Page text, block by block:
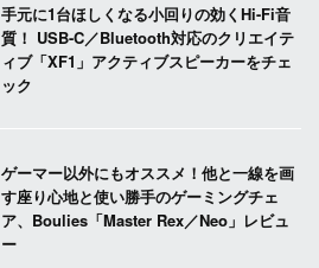
手元に1台ほしくなる小回りの効くHi-Fi音
質！ USB-C／Bluetooth対応のクリエイテ
ィブ「XF1」アクティブスピーカーをチェ
ック
ゲーマー以外にもオススメ！他と一線を画
す座り心地と使い勝手のゲーミングチェ
ア、Boulies「Master Rex／Neo」レビュ
ー